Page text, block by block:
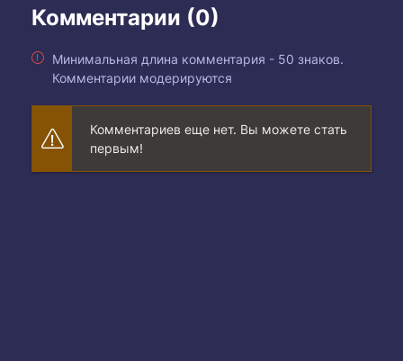
Комментарии (0)
Минимальная длина комментария - 50 знаков.
Комментарии модерируются
Комментариев еще нет. Вы можете стать
первым!